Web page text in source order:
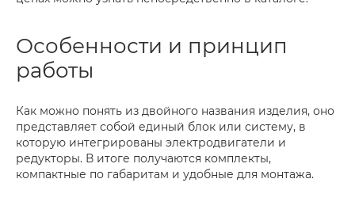
Особенности и принцип
работы
Как можно понять из двойного названия изделия, оно
представляет собой единый блок или систему, в
которую интегрированы электродвигатели и
редукторы. В итоге получаются комплекты,
компактные по габаритам и удобные для монтажа.